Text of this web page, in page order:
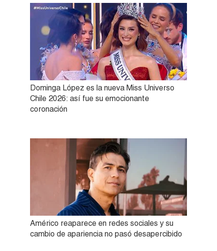
Dominga López es la nueva Miss Universo
Chile 2026: así fue su emocionante
coronación
Américo reaparece en redes sociales y su
cambio de apariencia no pasó desapercibido